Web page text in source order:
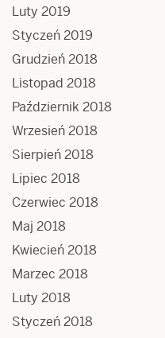
Luty 2019
Styczeń 2019
Grudzień 2018
Listopad 2018
Październik 2018
Wrzesień 2018
Sierpień 2018
Lipiec 2018
Czerwiec 2018
Maj 2018
Kwiecień 2018
Marzec 2018
Luty 2018
Styczeń 2018